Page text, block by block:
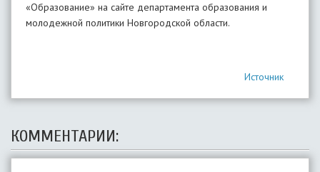
«Образование» на сайте департамента образования и
молодежной политики Новгородской области.
Источник
КОММЕНТАРИИ: